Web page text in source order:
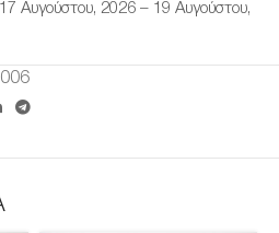
17 Αυγούστου, 2026 – 19 Αυγούστου,